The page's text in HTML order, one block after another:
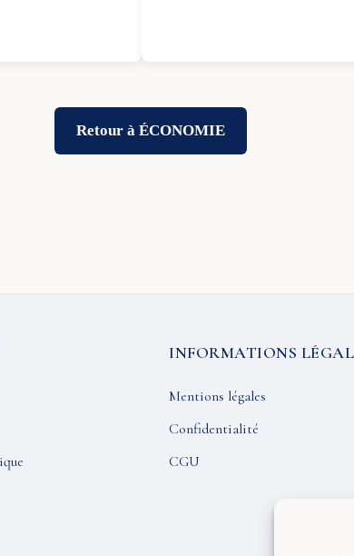
Retour à ÉCONOMIE
INFORMATIONS
Mentions légales
Confidentialité
CGU